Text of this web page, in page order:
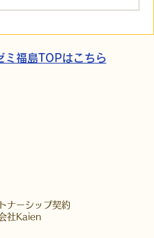
た新聞記事。「超
ミ福島TOPはこちら
ナーシップ契約
社Kaien